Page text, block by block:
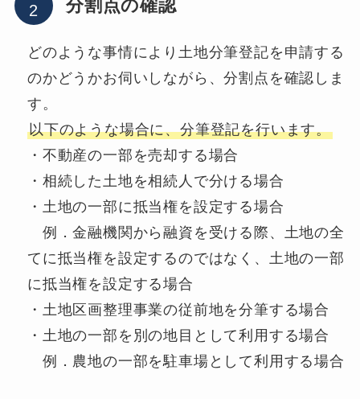
分割点の確認
どのような事情により土地分筆登記を申請する
のかどうかお伺いしながら、分割点を確認しま
す。
以下のような場合に、分筆登記を行います。
・不動産の一部を売却する場合
・相続した土地を相続人で分ける場合
・土地の一部に抵当権を設定する場合
例．金融機関から融資を受ける際、土地の全
てに抵当権を設定するのではなく、土地の一部
に抵当権を設定する場合
・土地区画整理事業の従前地を分筆する場合
・土地の一部を別の地目として利用する場合
例．農地の一部を駐車場として利用する場合